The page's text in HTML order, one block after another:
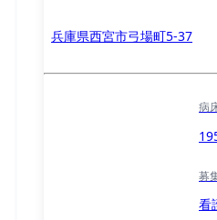
兵庫県西宮市弓場町5-37
病
募
看